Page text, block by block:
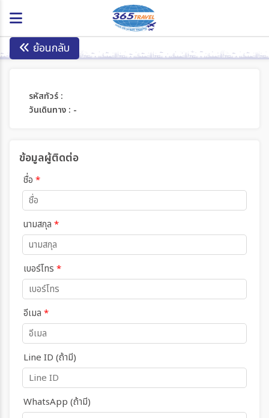
ย้อนกลับ
รหัสทัวร์ :
วันเดินทาง : -
ข้อมูลผู้ติดต่อ
ชื่อ *
นามสกุล *
เบอร์โทร *
อีเมล *
Line ID (ถ้ามี)
WhatsApp (ถ้ามี)